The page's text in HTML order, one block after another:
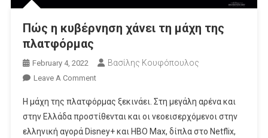
Πώς η κυβέρνηση χάνει τη μάχη της
πλατφόρμας
February 4, 2022 Βασίλης Κουφόπουλος
Leave A CommentOn
Η
Κυβέρνηση
Χάνει
H μάχη της πλατφόρμας ξεκινάει. Στη μεγάλη αρένα και
στην Ελλάδα προστίθενται και οι νεοεισερχόμενοι στην
ελληνική αγορά Disney+ και HBO Max, δίπλα στο Netflix,